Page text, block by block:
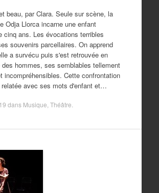
beau, par Clara. Seule sur scène, la
Odja Llorca incarne une enfant
cinq ans. Les évocations terribles
souvenirs parcellaires. On apprend
a survécu puis s'est retrouvée en
des hommes, ses semblables tellement
incompréhensibles. Cette confrontation
avec ses mots d'enfant et…
dans Musique Théâtre